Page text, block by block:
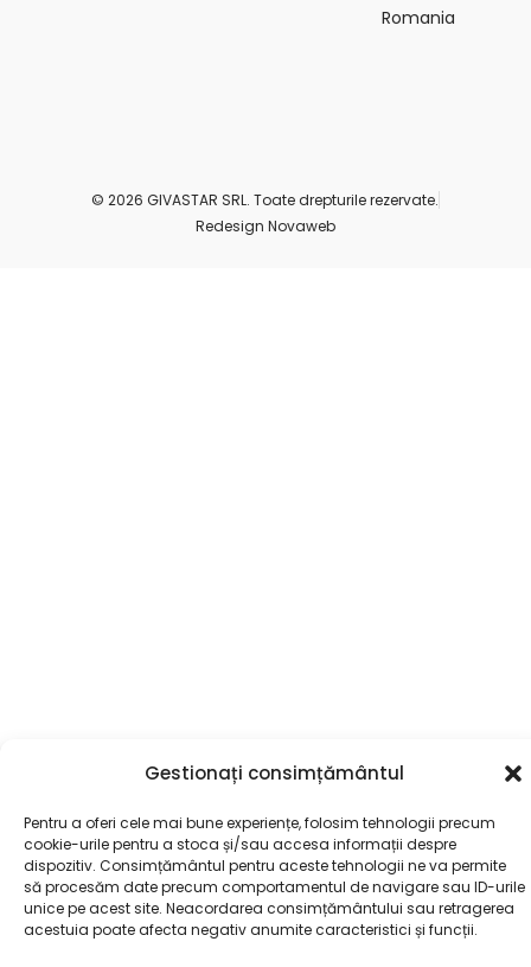
Gestionați consimțământul
Pentru a oferi cele mai bune experiențe, folosim tehnologii precum
cookie-urile pentru a stoca și/sau accesa informații despre
dispozitiv. Consimțământul pentru aceste tehnologii ne va permite
să procesăm date precum comportamentul de navigare sau ID-urile
unice pe acest site. Neacordarea consimțământului sau retragerea
acestuia poate afecta negativ anumite caracteristici și funcții.
Romania
© 2026 GIVASTAR SRL. Toate drepturile rezervate.
Redesign Novaweb